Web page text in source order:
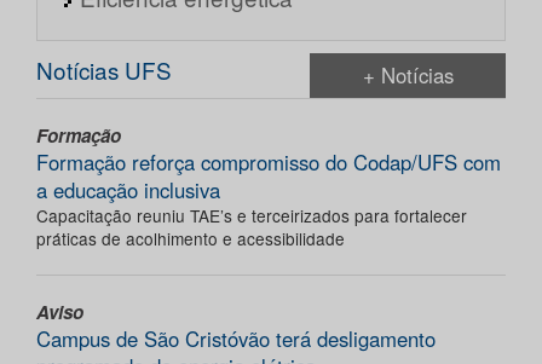
Notícias UFS + Notícias
Formação
Formação reforça compromisso do Codap/UFS com
a educação inclusiva
Capacitação reuniu TAE’s e terceirizados para fortalecer
práticas de acolhimento e acessibilidade
Aviso
Campus de São Cristóvão terá desligamento